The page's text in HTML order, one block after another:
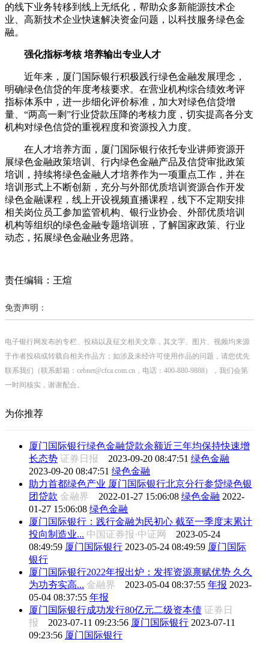
的线下业务转移到线上无纸化，帮助众多新能源技术企
业、高新技术企业快速解决资金问题，以科技服务绿色金
融。
强化指标考核 培养输出专业人才
近年来，厦门国际银行积极践行绿色金融发展理念，
明确绿色信贷的年度考核要求。在营业机构综合绩效考评
指标体系中，进一步细化评价标准，加大对绿色信贷增
量、“两高一剩”行业贷款压降的考核力度，切实提高各分支
机构对绿色信贷的重视程度和资源投入力度。
在人才培养方面，厦门国际银行依托专业讲师资源开
展绿色金融政策培训、行内绿色金融产品及信贷审批政策
培训，持续将绿色金融人才培养作为一项重点工作，并在
培训形式上不断创新，充分与外部优质培训资源合作开发
绿色金融课程，线上开设视频直播课程，线下不定期安排
相关岗位员工参加监管机构、银行业协会、外部优质培训
机构等组织的绿色金融专题培训班，了解国家政策、行业
动态，拓展绿色金融业务思路。
责任编辑：王煊
免责声明：
电子银行网发布的专栏、投稿以及征文相关文章，其文字、图片、视频均来源
于作者投稿或转载自相关作品方；如涉及未经许可使用作品的问题，请您优先
联系我们（联系邮箱：cebnet@cfca.com.cn，电话：400-880-9888），我们会第
一时间核实，谢谢配合。
为你推荐
厦门国际银行绿色金融贷款余额近三年均保持快速增
长态势 证券日报 2023-09-20 08:47:51 绿色金融
2023-09-20 08:47:51 绿色金融
助力首都绿色产业 厦门国际银行北京分行参贷绿色银
团贷款 金融界 2022-01-27 15:06:08 绿色金融 2022-
01-27 15:06:08 绿色金融
厦门国际银行：践行金融为民初心 截至一季度末累计
投向制造业... 中国证券报·中证网 2023-05-24
08:49:59 厦门国际银行 2023-05-24 08:49:59 厦门国际
银行
厦门国际银行2022年报出炉：发挥资源禀赋优势 久久
为功夯实高... 金融界 2023-05-04 08:37:55 年报 2023-
05-04 08:37:55 年报
厦门国际银行成功发行80亿元二级资本债 证券日
报 2023-07-11 09:23:56 厦门国际银行 2023-07-11
09:23:56 厦门国际银行